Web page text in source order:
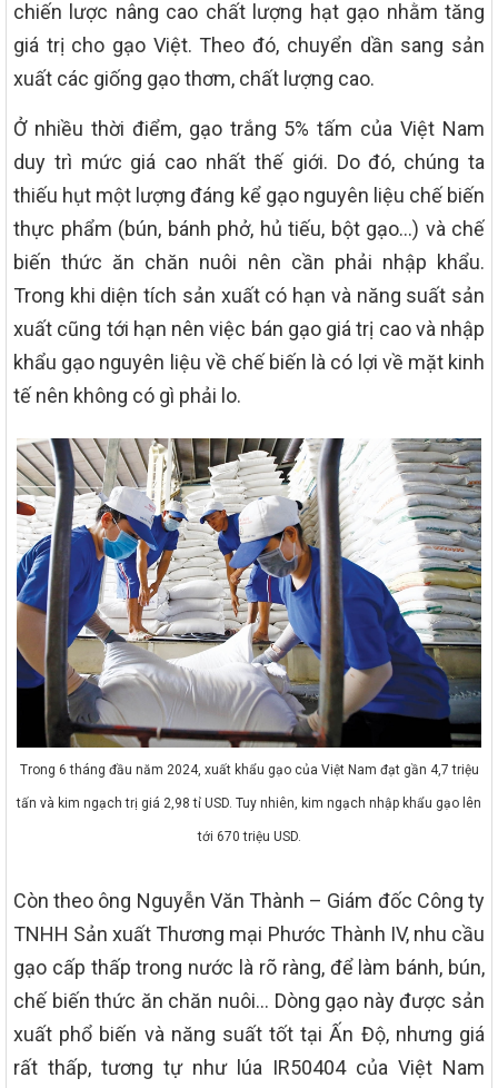
chiến lược nâng cao chất lượng hạt gạo nhằm tăng
giá trị cho gạo Việt. Theo đó, chuyển dần sang sản
xuất các giống gạo thơm, chất lượng cao.
Ở nhiều thời điểm, gạo trắng 5% tấm của Việt Nam
duy trì mức giá cao nhất thế giới. Do đó, chúng ta
thiếu hụt một lượng đáng kể gạo nguyên liệu chế biến
thực phẩm (bún, bánh phở, hủ tiếu, bột gạo…) và chế
biến thức ăn chăn nuôi nên cần phải nhập khẩu.
Trong khi diện tích sản xuất có hạn và năng suất sản
xuất cũng tới hạn nên việc bán gạo giá trị cao và nhập
khẩu gạo nguyên liệu về chế biến là có lợi về mặt kinh
tế nên không có gì phải lo.
Trong 6 tháng đầu năm 2024, xuất khẩu gạo của Việt Nam đạt gần 4,7 triệu
tấn và kim ngạch trị giá 2,98 tỉ USD. Tuy nhiên, kim ngạch nhập khẩu gạo lên
tới 670 triệu USD.
Còn theo ông Nguyễn Văn Thành – Giám đốc Công ty
TNHH Sản xuất Thương mại Phước Thành IV, nhu cầu
gạo cấp thấp trong nước là rõ ràng, để làm bánh, bún,
chế biến thức ăn chăn nuôi… Dòng gạo này được sản
xuất phổ biến và năng suất tốt tại Ấn Độ, nhưng giá
rất thấp, tương tự như lúa IR50404 của Việt Nam